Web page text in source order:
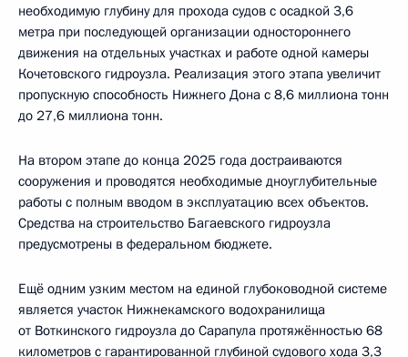
необходимую глубину для прохода судов с осадкой 3,6
метра при последующей организации одностороннего
движения на отдельных участках и работе одной камеры
Кочетовского гидроузла. Реализация этого этапа увеличит
пропускную способность Нижнего Дона с 8,6 миллиона тонн
до 27,6 миллиона тонн.
На втором этапе до конца 2025 года достраиваются
сооружения и проводятся необходимые дноуглубительные
работы с полным вводом в эксплуатацию всех объектов.
Средства на строительство Багаевского гидроузла
предусмотрены в федеральном бюджете.
Ещё одним узким местом на единой глубоководной системе
является участок Нижнекамского водохранилища
от Воткинского гидроузла до Сарапула протяжённостью 68
километров с гарантированной глубиной судового хода 3,3